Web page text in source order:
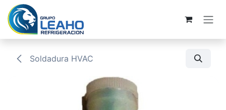
Ir al contenido
Soldadura HVAC